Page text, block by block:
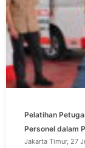
Pelatihan
Personel dalam
Jakarta Timur, 27